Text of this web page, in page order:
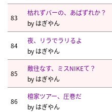
83
枯れずバーの、あばずれか？
by はぎやん
84
夜、リラでラリるよ
by はぎやん
85
敵往なす、ミスNIKEて？
by はぎやん
86
檀家ツアー、圧巻だ
by はぎやん